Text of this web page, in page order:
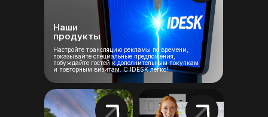
Наши
продукты
Настройте трансляцию рекламы по времени,
показывайте специальные предложения,
побуждайте гостей к дополнительным покупкам
и повторным визитам. С IDESK легко!